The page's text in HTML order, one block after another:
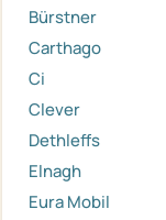
Bürstner
Carthago
Ci
Clever
Dethleffs
Elnagh
Eura Mobil